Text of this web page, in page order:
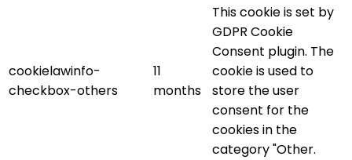
cookielawinfo-
checkbox-others
11
months
This cookie is set by
GDPR Cookie
Consent plugin. The
cookie is used to
store the user
consent for the
cookies in the
category "Other.